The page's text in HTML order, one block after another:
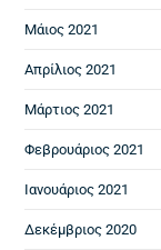
Μάιος 2021
Απρίλιος 2021
Μάρτιος 2021
Φεβρουάριος 2021
Ιανουάριος 2021
Δεκέμβριος 2020